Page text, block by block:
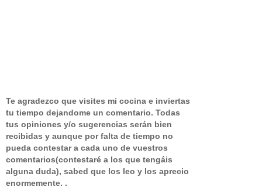
Te agradezco que visites mi cocina e inviertas
tu tiempo dejandome un comentario. Todas
tus opiniones y/o sugerencias serán bien
recibidas y aunque por falta de tiempo no
pueda contestar a cada uno de vuestros
comentarios(contestaré a los que tengáis
alguna duda), sabed que los leo y los aprecio
enormemente. .